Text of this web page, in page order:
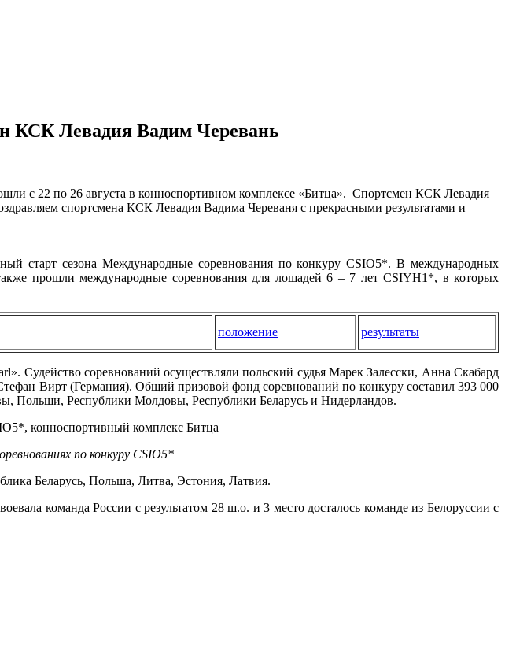
КСК Левадия Вадим Черевань
с 22 по 26 августа в конноспортивном комплексе «Битца». Спортсмен КСК Левадия
спортсмена КСК Левадия Вадима Череваня с прекрасными результатами и
старт сезона Международные соревнования по конкуру CSIO5*. В международных
прошли международные соревнования для лошадей 6 – 7 лет CSIYH1*, в которых
положение результаты
Судейство соревнований осуществляли польский судья Марек Залесски, Анна Скабард
Вирт (Германия). Общий призовой фонд соревнований по конкуру составил 393 000
Польши, Республики Молдовы, Республики Беларусь и Нидерландов.
по конкуру CSIO5*
Беларусь, Польша, Литва, Эстония, Латвия.
команда России с результатом 28 ш.о. и 3 место досталось команде из Белоруссии с